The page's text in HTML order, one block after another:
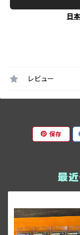
日
レビュー
保存
最